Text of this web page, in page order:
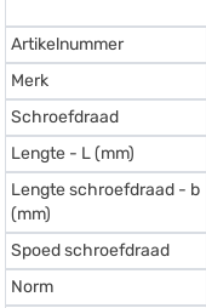
Artikelnummer
Merk
Schroefdraad
Lengte - L (mm)
Lengte schroefdraad - b
(mm)
Spoed schroefdraad
Norm